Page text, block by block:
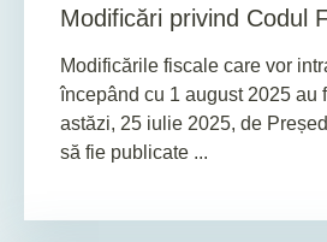
Modificări privind Codul
Modificările fiscale care vor
începând cu 1 august 2025 au
astăzi, 25 iulie 2025, de
să fie publicate ...